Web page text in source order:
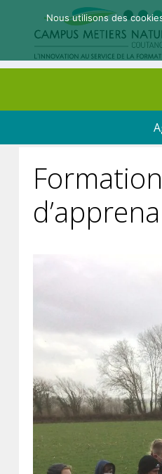
Nous utilisons des